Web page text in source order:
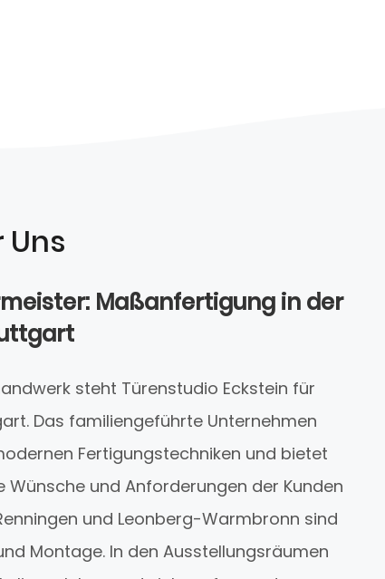
Uns
Maßanfertigung in der
steht Türenstudio Eckstein für
Das familiengeführte Unternehmen
Fertigungstechniken und bietet
und Anforderungen der Kunden
und Leonberg-Warmbronn sind
Montage. In den Ausstellungsräumen